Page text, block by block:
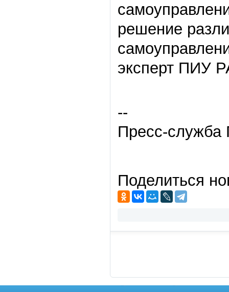
решение
эксперт ПИУ
--
Пресс-служба
Поделиться